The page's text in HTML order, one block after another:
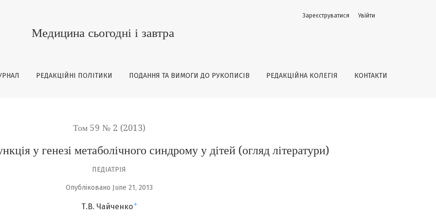
синдрому у дітей (огляд літератури)
Медицина сьогодні і завтра
РЕДАКЦІЙНІ ПОЛІТИКИ ПОДАННЯ ТА ВИМОГИ ДО РУКОПИСІВ РЕДАКЦІЙНА КОЛЕГІЯ КОНТАКТИ
Зареєструватися Увійти
Том 59 № 2 (2013)
у генезі метаболічного синдрому у дітей (огляд літератури)
ПЕДІАТРІЯ
Опубліковано June 21, 2013
Т.В. Чайченко+